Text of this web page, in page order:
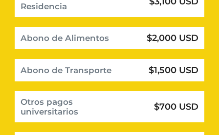
Residencia
Abono de Alimentos $2,000 USD
Abono de Transporte $1,500 USD
Otros pagos
universitarios
$700 USD